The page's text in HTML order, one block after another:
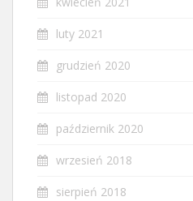
luty 2021
grudzień 2020
listopad 2020
październik 2020
wrzesień 2018
sierpień 2018